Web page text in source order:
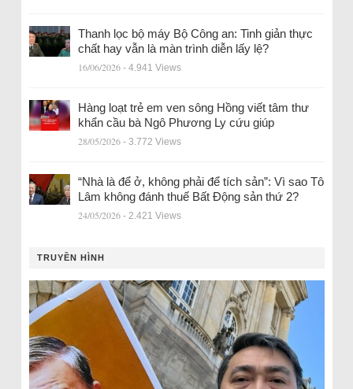
Thanh lọc bộ máy Bộ Công an: Tinh giản thực
chất hay vẫn là màn trình diễn lấy lệ?
16/06/2026 - 4.941 Views
Hàng loạt trẻ em ven sông Hồng viết tâm thư
khẩn cầu bà Ngô Phương Ly cứu giúp
28/05/2026 - 3.772 Views
“Nhà là để ở, không phải để tích sản”: Vì sao Tô
Lâm không đánh thuế Bất Động sản thứ 2?
24/05/2026 - 2.421 Views
TRUYỀN HÌNH